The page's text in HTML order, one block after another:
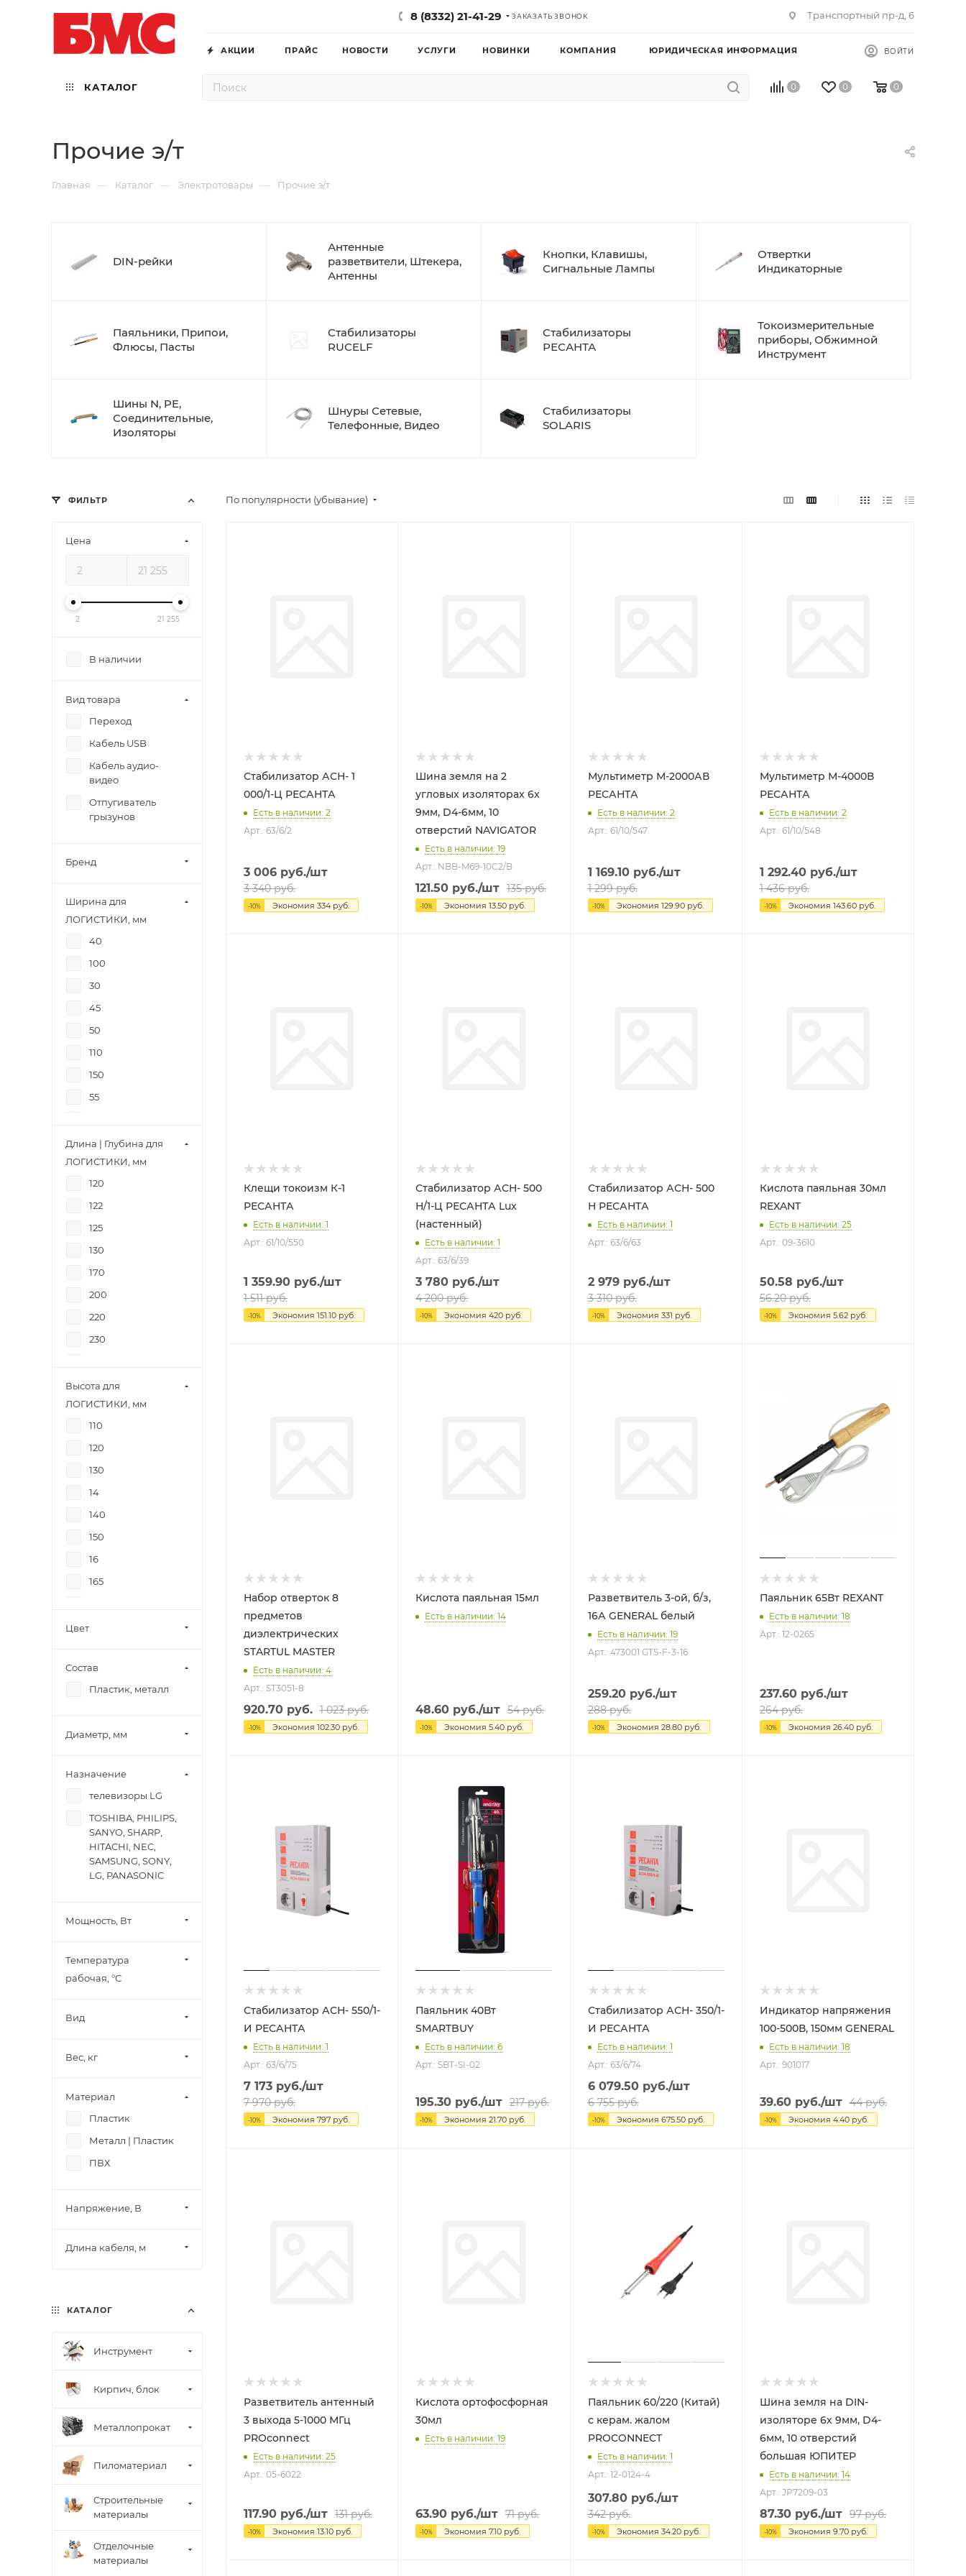
8 (8332) 21-41-29 ЗАКАЗАТЬ ЗВОНОК Транспортный пр-д, 6
АКЦИИ ПРАЙС НОВОСТИ УСЛУГИ НОВИНКИ КОМПАНИЯ ЮРИДИЧЕСКАЯ ИНФОРМАЦИЯ ВОЙТИ
КАТАЛОГ 0 0 0
Прочие э/т
Главная — Каталог — Электротовары — Прочие э/т
DIN-рейки
Антенные
разветвители, Штекера,
Антенны
Кнопки, Клавишы,
Сигнальные Лампы
Отвертки
Индикаторные
Паяльники, Припои,
Флюсы, Пасты
Стабилизаторы
RUСELF
Стабилизаторы
РЕСАНТА
Токоизмерительные
приборы, Обжимной
Инструмент
Шины N, PE,
Соединительные,
Изоляторы
Шнуры Сетевые,
Телефонные, Видео
Стабилизаторы
SOLARIS
По популярности (убывание)
Стабилизатор АСН- 1
000/1-Ц РЕСАНТА
Есть в наличии: 2
Арт.: 63/6/2
3 006 руб./шт
3 340руб.
-10% Экономия 334 руб.
Шина земля на 2
угловых изоляторах 6х
9мм, D4-6мм, 10
отверстий NAVIGATOR
Есть в наличии: 19
Арт.: NBB-M69-10C2/B
121.50 руб./шт 135руб.
-10% Экономия13.50 руб.
Мультиметр М-2000АВ
РЕСАНТА
Есть в наличии: 2
Арт.: 61/10/547
1 169.10руб./шт
1 299руб.
-10% Экономия 129.90руб.
Мультиметр М-4000В
РЕСАНТА
Есть в наличии: 2
Арт.: 61/10/548
1 292.40руб./шт
1 436руб.
-10% Экономия 143.60руб.
Клещи токоизм К-1
РЕСАНТА
Есть в наличии: 1
Арт.: 61/10/550
1 359.90 руб./шт
1 511руб.
-10% Экономия 151.10 руб.
Стабилизатор АСН- 500
Н/1-Ц РЕСАНТА Lux
(настенный)
Есть в наличии: 1
Арт.: 63/6/39
3 780 руб./шт
4 200руб.
-10% Экономия420 руб.
Стабилизатор АСН- 500
H РЕСАНТА
Есть в наличии: 1
Арт.: 63/6/63
2 979руб./шт
3 310руб.
-10% Экономия 331 руб.
Кислота паяльная 30мл
REXANT
Есть в наличии: 25
Арт.: 09-3610
50.58 руб./шт
56.20руб.
-10% Экономия 5.62руб.
Набор отверток 8
предметов
диэлектрических
STARTUL MASTER
Есть в наличии: 4
Арт.: ST3051-8
920.70 руб. 1 023руб.
-10% Экономия 102.30 руб.
Кислота паяльная 15мл
Есть в наличии: 14
48.60 руб./шт 54руб.
-10% Экономия5.40 руб.
Разветвитель 3-ой, б/з,
16А GENERAL белый
Есть в наличии: 19
Арт.: 473001 GTS-F-3-16
259.20руб./шт
288руб.
-10% Экономия 28.80руб.
Паяльник 65Вт REXANT
Есть в наличии: 18
Арт.: 12-0265
237.60руб./шт
264руб.
-10% Экономия 26.40руб.
Стабилизатор АСН- 550/1-
И РЕСАНТА
Есть в наличии: 1
Арт.: 63/6/75
7 173 руб./шт
7 970руб.
-10% Экономия 797 руб.
Паяльник 40Вт
SMARTBUY
Есть в наличии: 6
Арт.: SBT-SI-02
195.30 руб./шт 217руб.
-10% Экономия21.70 руб.
Стабилизатор АСН- 350/1-
И РЕСАНТА
Есть в наличии: 1
Арт.: 63/6/74
6 079.50руб./шт
6 755руб.
-10% Экономия 675.50руб.
Индикатор напряжения
100-500В, 150мм GENERAL
Есть в наличии: 18
Арт.: 901017
39.60руб./шт 44руб.
-10% Экономия 4.40руб.
Разветвитель антенный
3 выхода 5-1000 МГц
PROconnect
Есть в наличии: 25
Арт.: 05-6022
117.90 руб./шт 131руб.
-10% Экономия 13.10 руб.
Кислота ортофосфорная
30мл
Есть в наличии: 19
63.90 руб./шт 71руб.
-10% Экономия7.10 руб.
Паяльник 60/220 (Китай)
с керам. жалом
PROCONNECT
Есть в наличии: 1
Арт.: 12-0124-4
307.80руб./шт
342руб.
-10% Экономия 34.20руб.
Шина земля на DIN-
изоляторе 6х 9мм, D4-
6мм, 10 отверстий
большая ЮПИТЕР
Есть в наличии: 14
Арт.: JP7209-03
87.30руб./шт 97руб.
-10% Экономия 9.70руб.
ФИЛЬТР
Цена
2 21 255
В наличии
Вид товара
Переход
Кабель USB
Кабель аудио-
видео
Отпугиватель
грызунов
Бренд
Ширина для
ЛОГИСТИКИ, мм
40
100
30
45
50
110
150
55
90
200
180
140
15
20
235
25
80
95
70
86
17
116
33
44
133
21
10
16
Длина | Глубина для
ЛОГИСТИКИ, мм
120
122
125
130
170
200
220
230
265
270
280
291
300
310
40
60
80
90
290
102
63
42
39
33
Высота для
ЛОГИСТИКИ, мм
110
120
130
14
140
150
16
165
240
245
30
55
60
248
38
697
180
212
32
149
59
Цвет
Состав
Пластик, металл
Диаметр, мм
Назначение
телевизоры LG
TOSHIBA, PHILIPS,
SANYO, SHARP,
HITACHI, NEC,
SAMSUNG, SONY,
LG, PANASONIC
Мощность, Вт
Температура
рабочая, °С
Вид
Вес, кг
Материал
Пластик
Металл | Пластик
ПВХ
Напряжение, В
Длина кабеля, м
КАТАЛОГ
Инструмент
Кирпич, блок
Металлопрокат
Пиломатериал
Строительные
материалы
Отделочные
материалы